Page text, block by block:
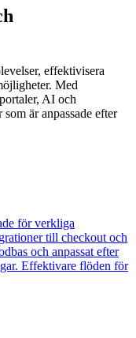
effektivisera
Med
AI och
är anpassade efter
för verkliga
till checkout och
och anpassat efter
Effektivare flöden för